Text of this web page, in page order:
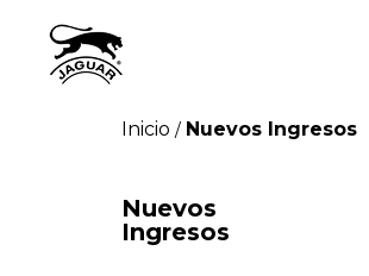
Inicio / Nuevos Ingresos
Nuevos
Ingresos